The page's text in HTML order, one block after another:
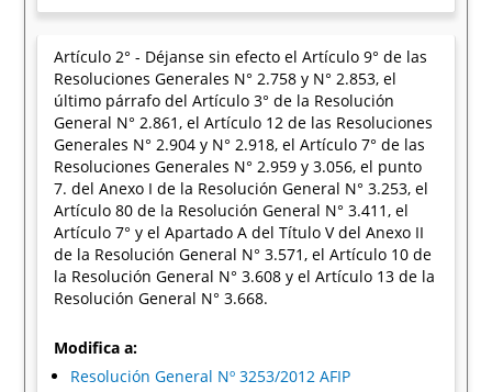
Artículo 2° - Déjanse sin efecto el Artículo 9° de las
Resoluciones Generales N° 2.758 y N° 2.853, el
último párrafo del Artículo 3° de la Resolución
General N° 2.861, el Artículo 12 de las Resoluciones
Generales N° 2.904 y N° 2.918, el Artículo 7° de las
Resoluciones Generales N° 2.959 y 3.056, el punto
7. del Anexo I de la Resolución General N° 3.253, el
Artículo 80 de la Resolución General N° 3.411, el
Artículo 7° y el Apartado A del Título V del Anexo II
de la Resolución General N° 3.571, el Artículo 10 de
la Resolución General N° 3.608 y el Artículo 13 de la
Resolución General N° 3.668.
Modifica a:
Resolución General Nº 3253/2012 AFIP